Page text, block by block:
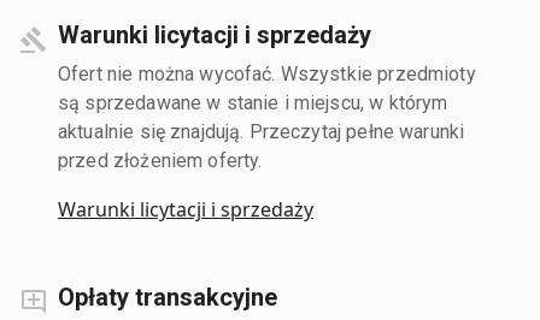
Warunki licytacji i sprzedaży
Ofert nie można wycofać. Wszystkie przedmioty
są sprzedawane w stanie i miejscu, w którym
aktualnie się znajdują. Przeczytaj pełne warunki
przed złożeniem oferty.
Warunki licytacji i sprzedaży
Opłaty transakcyjne